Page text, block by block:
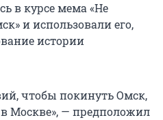
в курсе мема «Не
и использовали его,
истории
чтобы покинуть Омск,
Москве», — предположил